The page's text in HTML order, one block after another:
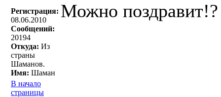
Регистрация:
08.06.2010
Сообщений:
20194
Откуда: Из
страны
Шаманов.
Имя: Шаман
Можно поздравит!?
В начало
страницы